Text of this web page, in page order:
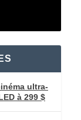
ultra-
à 299 $